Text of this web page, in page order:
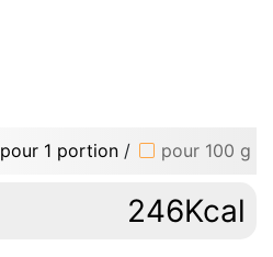
pour 1 portion / pour 100 g
246Kcal